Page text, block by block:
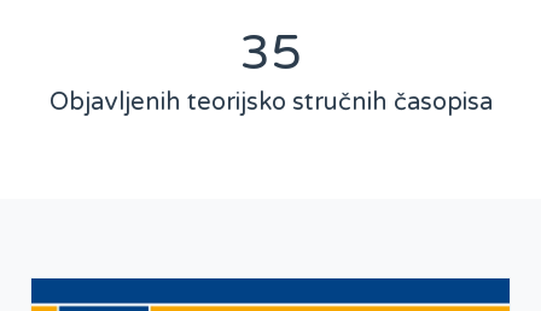
47
Objavljenih teorijsko stručnih časopisa